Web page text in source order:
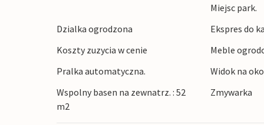
Odkryj pobliskie Pore z zabytkowymi
się na wycieczkę do malowniczego
rowerową wzdłuż wybrzeża, odkryj
się na pięknych plażach wybrzeża
Miejsc park.
Dzialka ogrodzona Ekspres do
Koszty zuzycia w cenie
Meble
Pralka automatyczna.
Widok na
Wspolny basen na zewnatrz. : 52
m2
Zmywarka